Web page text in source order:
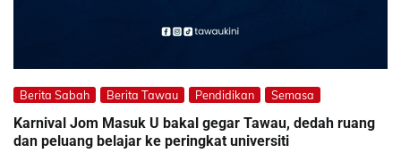
Berita Sabah Berita Tawau Pendidikan Semasa
Karnival Jom Masuk U bakal gegar Tawau, dedah ruang
dan peluang belajar ke peringkat universiti